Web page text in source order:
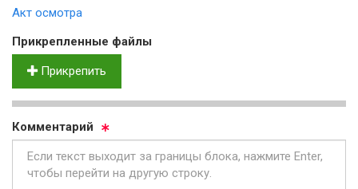
Акт осмотра
Прик­реп­лен­ные фай­лы
Прикрепить
Ком­мен­та­рий